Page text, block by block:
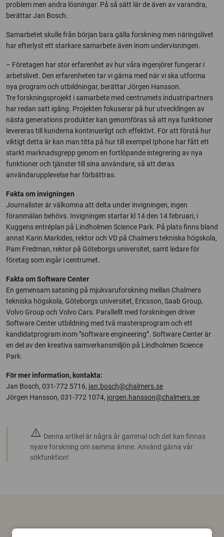
problem men andra lösningar. På så sätt lär de även av varandra,
berättar Jan Bosch.
Samarbetet skulle från början bara gälla forskning men näringslivet
har efterlyst ett starkare samarbete även inom undervisningen.
– Företagen har stor erfarenhet av hur våra ingenjörer fungerar i
arbetslivet. Den erfarenheten tar vi gärna med när vi ska utforma
nya program och utbildningar, berättar Jörgen Hansson.
Tre forskningsprojekt i samarbete med centrumets industripartners
har redan satt igång. Projekten fokuserar på hur utvecklingen av
nästa generations produkter kan genomföras så att nya funktioner
levereras till kunderna kontinuerligt och effektivt. För att förstå hur
viktigt detta är kan man titta på hur till exempel Iphone har fått ett
starkt marknadsgrepp genom en fortlöpande integrering av nya
funktioner och tjänster till sina användare, så att deras
användarupplevelse har förbättras.
Fakta om invigningen
Journalister är välkomna att delta under invigningen, ingen
föranmälan behövs. Invigningen startar kl 14 den 14 februari, i
Kuggens entréplan på Lindholmen Science Park. På plats finns bland
annat Karin Markides, rektor och VD på Chalmers tekniska högskola,
Pam Fredman, rektor på Göteborgs universitet, samt ledare för
företag som ingår i centrumet.
Fakta om Software Center
En gemensam satsning på mjukvaruforskning mellan Chalmers
tekniska högskola, Göteborgs universitet, Ericsson, Saab Group,
Volvo Group och Volvo Cars. Parallellt med forskningen driver
Software Center utbildning med två mastersprogram och ett
kandidatprogram inom ”software engineering”. Software Center är
en del av den kreativa samverkansmiljön på Lindholmen Science
Park.
För mer information, kontakta:
Jan Bosch, 031-772 5716, jan.bosch@chalmers.se
Jörgen Hansson, 031-772 1074, jorgen.hansson@chalmers.se
warning Denna artikel är några år gammal och det kan finnas
nyare forskning om samma ämne. Använd gärna vår
sökfunktion!